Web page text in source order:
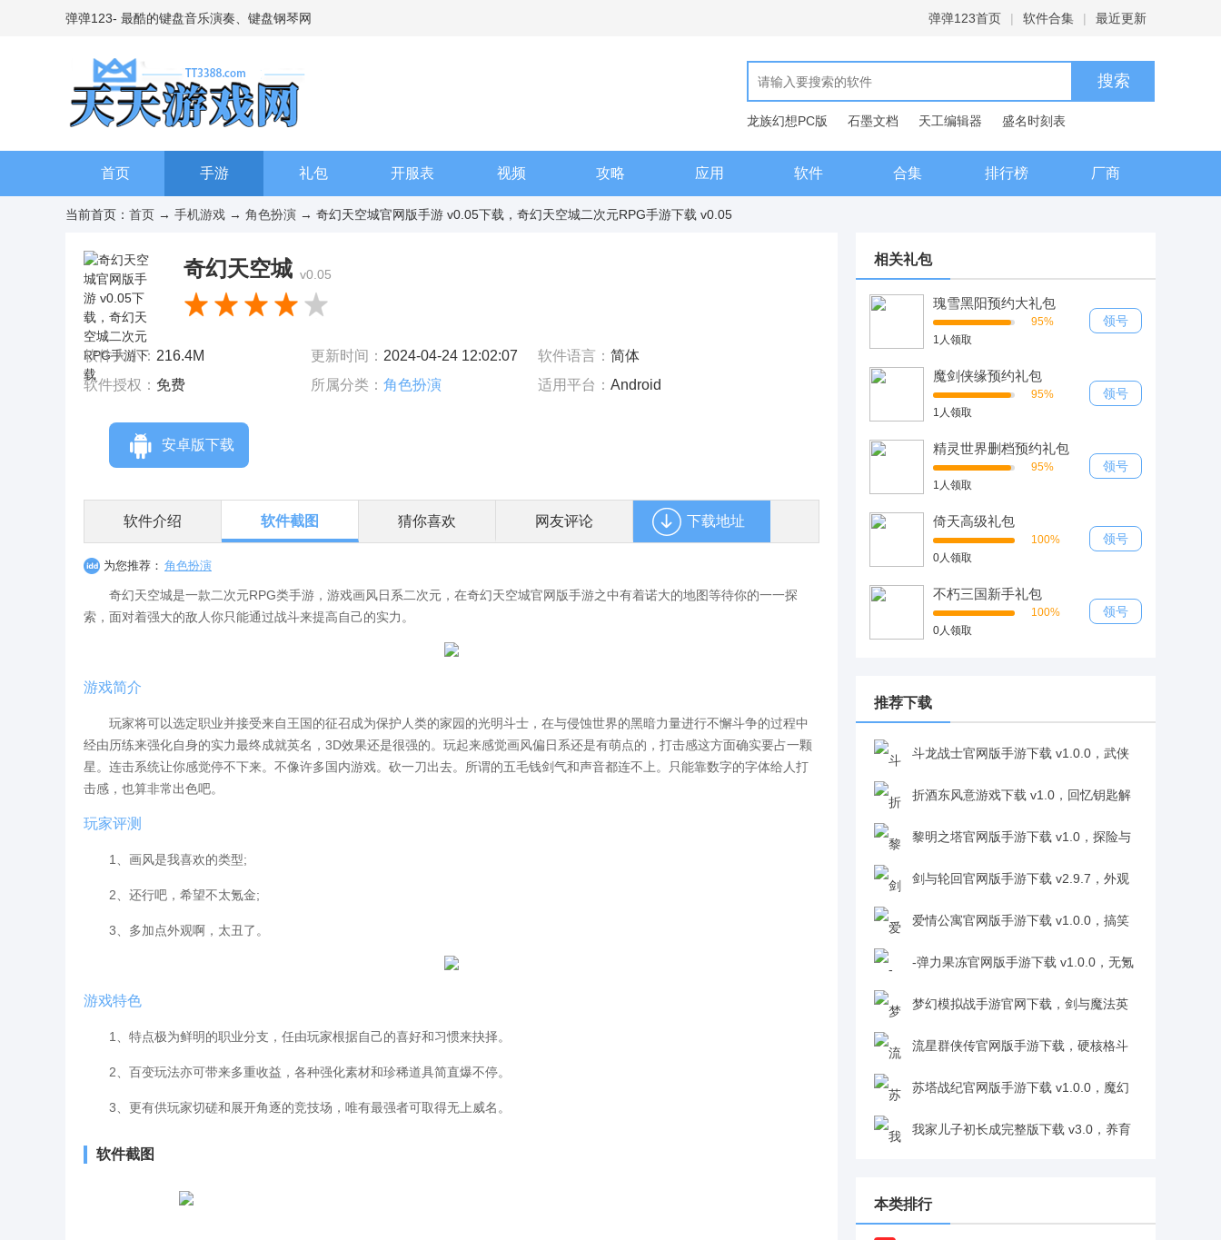
弹弹123- 最酷的键盘音乐演奏、键盘钢琴网 弹弹123首页 | 软件合集 | 最近更新
龙族幻想PC版 石墨文档 天工编辑器
盛名时刻表
现代汉语词典
首页 手游 礼包 开服表 视频 攻略 应用 软件 合集 排行榜 厂商
当前首页： 首页 → 手机游戏 → 角色扮演 → 奇幻天空城官网版手游 v0.05下载，奇幻天空城二次元RPG手游下载 v0.05
奇幻天空城 v0.05
软件大小： 216.4M 更新时间： 2024-04-24 12:02:07 软件语言： 简体
软件授权： 免费 所属分类： 角色扮演 适用平台： Android
安卓版下载
软件介绍 软件截图 猜你喜欢 网友评论 下载地址
为您推荐： 角色扮演
奇幻天空城是一款二次元RPG类手游，游戏画风日系二次元，在奇幻天空城官网版手游之中有着诺大的地图等待你的一一探
索，面对着强大的敌人你只能通过战斗来提高自己的实力。
游戏简介
玩家将可以选定职业并接受来自王国的征召成为保护人类的家园的光明斗士，在与侵蚀世界的黑暗力量进行不懈斗争的过程中
经由历练来强化自身的实力最终成就英名，3D效果还是很强的。玩起来感觉画风偏日系还是有萌点的，打击感这方面确实要占一颗
星。连击系统让你感觉停不下来。不像许多国内游戏。砍一刀出去。所谓的五毛钱剑气和声音都连不上。只能靠数字的字体给人打
击感，也算非常出色吧。
玩家评测
1、画风是我喜欢的类型;
2、还行吧，希望不太氪金;
3、多加点外观啊，太丑了。
游戏特色
1、特点极为鲜明的职业分支，任由玩家根据自己的喜好和习惯来抉择。
2、百变玩法亦可带来多重收益，各种强化素材和珍稀道具简直爆不停。
3、更有供玩家切磋和展开角逐的竞技场，唯有最强者可取得无上威名。
软件截图
相关礼包
瑰雪黑阳预约大礼包
95%
1人领取
领号
魔剑侠缘预约礼包
95%
1人领取
领号
精灵世界删档预约礼包
95%
1人领取
领号
倚天高级礼包
100%
0人领取
领号
不朽三国新手礼包
100%
0人领取
领号
推荐下载
斗龙战士官网版手游下载 v1.0.0，武侠
凄美爱情故事代入感超真实v1.0.0
折酒东风意游戏下载 v1.0，回忆钥匙解
锁多样故事线探索欲拉满v1.0
黎明之塔官网版手游下载 v1.0，探险与
争霸结合的热血战斗体验超带感v1.0
剑与轮回官网版手游下载 v2.9.7，外观
养成视觉享受超吸睛v2.9.7
爱情公寓官网版手游下载 v1.0.0，搞笑
离奇又浪漫的合租故事代入感超足v1.0.0
-弹力果冻官网版手游下载 v1.0.0，无氪
也能收集养成宠物玩得超开心v1.0.0
梦幻模拟战手游官网下载，剑与魔法英
雄长歌剧情代入感拉满v1.18.5
流星群侠传官网版手游下载，硬核格斗
打出高伤害成就感爆棚v1.0.400
苏塔战纪官网版手游下载 v1.0.0，魔幻
阵容搭配超有策略感v1.0.0
我家儿子初长成完整版下载 v3.0，养育
本类排行